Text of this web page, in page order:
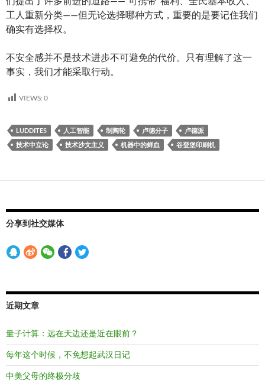
工人重新分类——但无论选择哪种方式，重要的是要记住我们
确实有选择权。
不安全感并不是技术进步不可避免的代价。只有理解了这一
事实，我们才能采取行动。
VIEWS: 0
LUDDITES 人工智能 制陶轮 卢德分子
卢德派
技术中立论
技术沙文主义 机器中的鲜血 谷登堡印刷机
分享到社交媒体
近期文章
量子计算：远在天边还是近在眼前？
每年这个时候，不免想起武汉日记
中美父母的终极分歧